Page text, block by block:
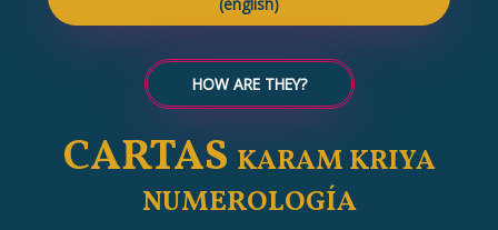
HOW ARE THEY?
CARTAS KARAM KRIYA
NUMEROLOGÍA